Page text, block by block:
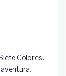
Colores.